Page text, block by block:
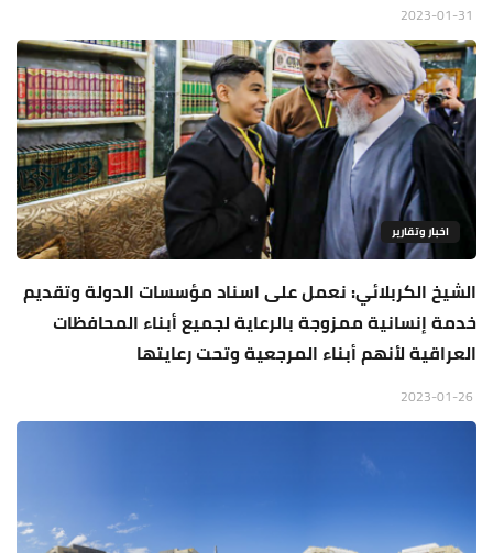
اخبار وتقارير
الشيخ الكربلائي: نعمل على اسناد مؤسسات الدولة وتقديم
خدمة إنسانية ممزوجة بالرعاية لجميع أبناء المحافظات
العراقية لأنهم أبناء المرجعية وتحت رعايتها